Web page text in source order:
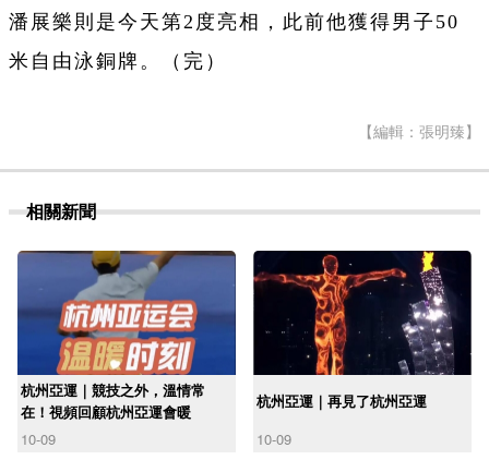
潘展樂則是今天第2度亮相，此前他獲得男子50
米自由泳銅牌。（完）
【編輯：張明臻】
相關新聞
杭州亞運｜競技之外，溫情常
在！視頻回顧杭州亞運會暖
10-09
杭州亞運｜再見了杭州亞運
10-09